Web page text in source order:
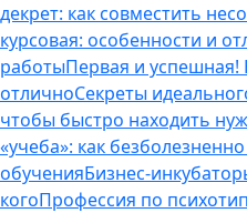
декрет: как совместить
курсовая: особенности и
работыПервая и успешная!
отличноСекреты
чтобы быстро находить
«учеба»: как
обученияБизнес-
когоПрофессия по